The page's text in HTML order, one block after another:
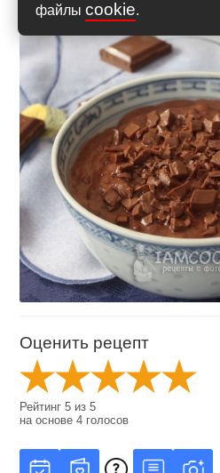
файлы cookie.
Оценить рецепт
Рейтинг5 из5
на основе4 голосов